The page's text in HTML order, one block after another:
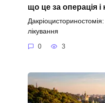
що це за операція
лікування
0 3